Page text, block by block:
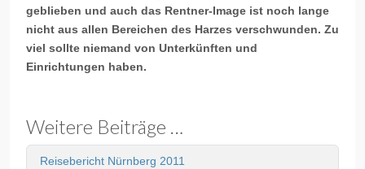
geblieben und auch das Rentner-Image ist noch lange
nicht aus allen Bereichen des Harzes verschwunden. Zu
viel sollte niemand von Unterkünften und
Einrichtungen haben.
Weitere Beiträge …
Reisebericht Nürnberg 2011